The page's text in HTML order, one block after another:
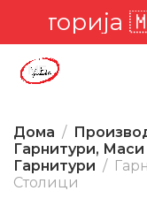
Дома
Гарнитури,
Гарнитури
Столици